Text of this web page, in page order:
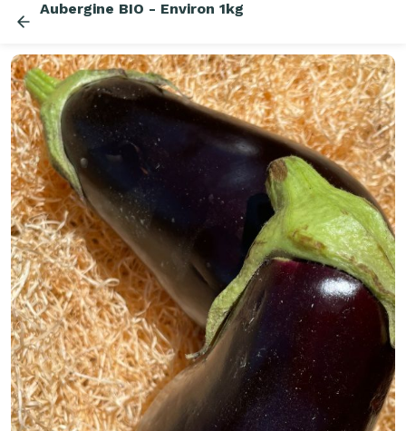
Aubergine BIO - Environ 1kg